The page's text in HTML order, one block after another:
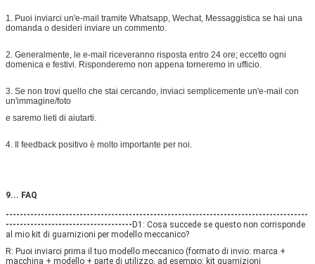
1. Puoi inviarci un'e-mail tramite Whatsapp, Wechat, Messaggistica se hai una
domanda o desideri inviare un commento.
2. Generalmente, le e-mail riceveranno risposta entro 24 ore; eccetto ogni
domenica e festivi. Risponderemo non appena torneremo in ufficio.
3. Se non trovi quello che stai cercando, inviaci semplicemente un'e-mail con
un'immagine/foto
e saremo lieti di aiutarti.
4. Il feedback positivo è molto importante per noi.
9... FAQ
--------------------------------------------------------------------------------------
------------------------------------D1: Cosa succede se questo non corrisponde
al mio kit di guarnizioni per modello meccanico?
R: Puoi inviarci prima il tuo modello meccanico (formato di invio: marca +
macchina + modello + parte di utilizzo, ad esempio: kit guarnizioni